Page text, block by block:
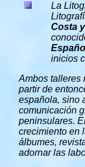
La
Costa
inicios
Ambos talleres
partir de
española, sino
comunicación
peninsulares.
crecimiento en
álbumes,
adornar las